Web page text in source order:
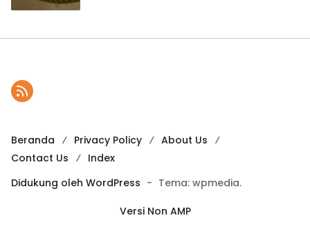
Beranda Privacy Policy
About Us
Contact Us
Index
Didukung oleh WordPress - Tema: wpmedia.
Versi Non AMP